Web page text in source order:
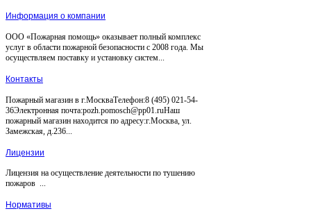
Информация о компании
ООО «Пожарная помощь» оказывает полный комплекс
услуг в области пожарной безопасности с 2008 года. Мы
осуществляем поставку и установку систем...
Контакты
Пожарный магазин в г.МоскваТелефон:8 (495) 021-54-
36Электронная почта:pozh.pomosch@pp01.ruНаш
пожарный магазин находится по адресу:г.Москва, ул.
Замежская, д.236...
Лицензии
Лицензия на осуществление деятельности по тушению
пожаров ...
Нормативы